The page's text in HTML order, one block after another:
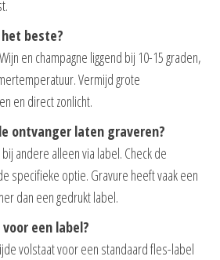
beste?
en champagne liggend bij 10-15 graden,
Vermijd grote
en direct zonlicht.
ontvanger laten graveren?
andere alleen via label. Check de
specifieke optie. Gravure heeft vaak een
dan een gedrukt label.
een label?
volstaat voor een standaard fles-label